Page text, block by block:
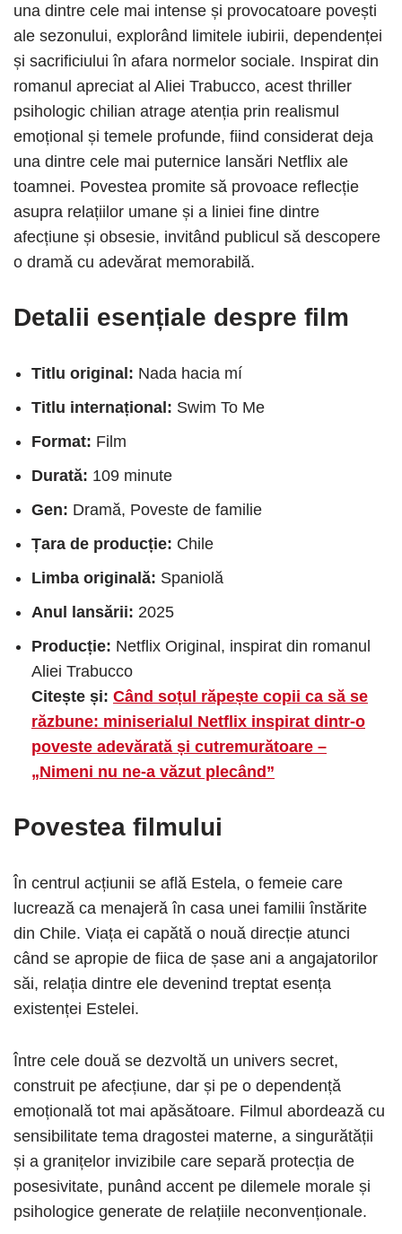
una dintre cele mai intense și provocatoare povești
ale sezonului, explorând limitele iubirii, dependenței
și sacrificiului în afara normelor sociale. Inspirat din
romanul apreciat al Aliei Trabucco, acest thriller
psihologic chilian atrage atenția prin realismul
emoțional și temele profunde, fiind considerat deja
una dintre cele mai puternice lansări Netflix ale
toamnei. Povestea promite să provoace reflecție
asupra relațiilor umane și a liniei fine dintre
afecțiune și obsesie, invitând publicul să descopere
o dramă cu adevărat memorabilă.
Detalii esențiale despre film
Titlu original: Nada hacia mí
Titlu internațional: Swim To Me
Format: Film
Durată: 109 minute
Gen: Dramă, Poveste de familie
Țara de producție: Chile
Limba originală: Spaniolă
Anul lansării: 2025
Producție: Netflix Original, inspirat din romanul
Aliei Trabucco
Citește și: Când soțul răpește copii ca să se
răzbune: miniserialul Netflix inspirat dintr-o
poveste adevărată și cutremurătoare –
„Nimeni nu ne-a văzut plecând”
Povestea filmului
În centrul acțiunii se află Estela, o femeie care
lucrează ca menajeră în casa unei familii înstărite
din Chile. Viața ei capătă o nouă direcție atunci
când se apropie de fiica de șase ani a angajatorilor
săi, relația dintre ele devenind treptat esența
existenței Estelei.
Între cele două se dezvoltă un univers secret,
construit pe afecțiune, dar și pe o dependență
emoțională tot mai apăsătoare. Filmul abordează cu
sensibilitate tema dragostei materne, a singurătății
și a granițelor invizibile care separă protecția de
posesivitate, punând accent pe dilemele morale și
psihologice generate de relațiile neconvenționale.